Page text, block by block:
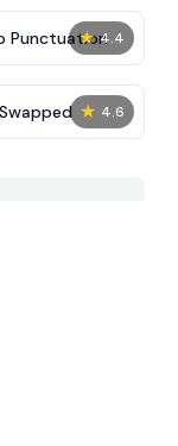
★ 4.4
Punctuation
★ 4.6